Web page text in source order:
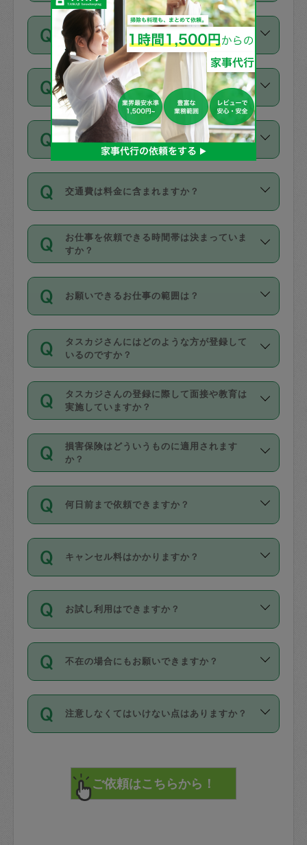
依頼1回につき3時間固定です。3時間を
超えて依頼したい場合は、延長機能をご
利用ください。機能をご利用いただくに
は、タスカジさんに事前に相談し、合意
の上事前申請することが必要です。な
お、3時間を下回っても、値引き等はござ
いません。
価格はどうやって決まっていますか？
11種類の価格帯の中からタスカジさん自
身が価格を選んで設定しています。
タスカジさんの価格設定には最初は制限
があり、レビュー件数、レビューの平均
値、などで除々に設定可能な最高額が上
がっていく仕組みになっています。
支払い方法を教えてください
お支払方法はクレジットカード（Visa／
Master／JCB／AMERICAN EXPRESS／
Diners Club）のみとなります。
を行う際にご入力ください。プロフィー
ル登録時にはご入力いただかなくても大
丈夫です。
デビットカード・プリペイドカード（Vプ
リカ、au WALLETなど）は支払にはご利
銀行振込や現金払いも対応していませ
なお、タスカジさんの交通費も、依頼料
金のご請求と合わせてお支払いとなりま
動計算で表示されます。
同じタスカジさんに定期的にお願いする場
合はお得になる？
依頼には「スポット」と「定期（毎週｜
隔週）」があり、「定期」の依頼は「ス
ポット」よりお得な料金でご利用できま
す。
定期の最低利用回数は設けていない代わ
りに、一定数を超えたキャンセルは有償
（例：毎週定期の場合は３回以上のキャ
ンセルが有償（1200円、隔週定期の場合
は２回以上のキャンセルが有償（1200
交通費は料金に含まれますか？
交通費は依頼料金とは別途発生し、依頼
料金のご請求と合わせてお支払いとなり
ます。交通費の金額は「依頼の詳細」に
お仕事を依頼できる時間帯は決まっていま
すか？
時間帯は3種類あります。いずれも１回あ
たり３時間です。
・ＡＭ ９時～１２時
・ＰＭ １３時～１６時
・夜 １８時～２１時
開始時間を２時間前後変更することが可
能です。依頼送信後、個別にタスカジさ
んにメッセージを送り調整してくださ
い。ただし、２時間を越えての調整はで
時間も被らない場合、損害保険の対象外
お願いできるお仕事の範囲は？
掃除、整理収納、洗濯、買い物、料理、
作り置きです。タスカジさんによってで
きる仕事の範囲が異なりますので、依頼
する前にタスカジさんのプロフィールで
確認してください。
基本的に、高所での作業や危険作業、屋
外での作業は対象外です。
タスカジさんにはどのような方が登録して
いるのですか？
主婦として長年の家事経験をお持ちの
方、栄養士・調理師といった資格者で保
育園や学校の給食やレストランで料理関
係の専門職に従事されていた方、日本で
すでにハウスキーパーや英語の先生とし
てお仕事をしているフィリピン出身の
社員など様々なバックグラウンドの方が
登録しています。
日本語も話せる方など様々です。
ールに記載していますので、各自の得意
を依頼してください。
タスカジさんの登録に際して面接や教育は
実施していますか？
応募の際に、各自事務局との面接と説明
を行っています。その後、身分証明書の
写真提出をしていただいています。外国
確認しています。タスカジさんトレーニ
ング動画を使ったセルフトレーニングの
現場トライアルを受け、合格したタスカ
ジさんが活動されています。
※テストセンターの講評は１件目のレビュ
参考
【詳細】タスカジさんの登録に際
損害保険はどういうものに適用されます
か？
依頼者とタスカジさんとの間でタスカジ
を通して成立した作業時間内での作業に
適用されます。作業範囲は、掃除、洗
です。作業中に物を壊したり、人にけが
をさせたりした場合が対象で、補償金額
す。
写真を撮り、
詳細FAQ：
損害賠償保険について教えて
何日前まで依頼できますか？
ご依頼は、現在を起点に3日後（72時間
以降）の日時から受付可能となっていま
す。
タスカジさんへ「募集」をかけることが
可能です。
キャンセル料はかかりますか？
キャンセル料には、以下の2種類がありま
す。
1. 直前キャンセル（定期、スポット契約
共通）
72時間を超える※と、以下のキャンセル
料が発生します。
直前キャンセル料：
72時間前〜24時間前＝依頼料金の50%
お試し利用はできますか？
「お試し利用」というメニューはありま
せんが、「一回のみ」依頼を活用するこ
とによって、気に入ったタスカジさんを
まず、条件の合う気になるタスカジさ
みてください。
その後、一番気に入ったタスカジさんに
不在の場合にもお願いできますか？
不在の場合の作業はタスカジさんの同意
が必要です。数回の依頼ののち、タスカ
ジさんと依頼者の間で十分な信頼関係が
てください。
不在時に部屋に入るためにタスカジさん
注意しなくてはいけない点はありますか？
で、必ず鍵のかかるロッカーや金庫に入
れて依頼者の責任の元管理するよう心掛
けてください。